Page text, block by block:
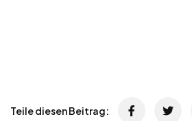
Teile diesen Beitrag: